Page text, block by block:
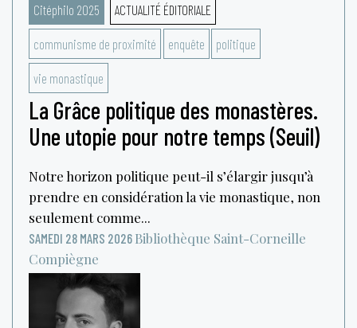
Citéphilo 2025 ACTUALITÉ ÉDITORIALE
communisme de proximité enquête politique
vie monastique
La Grâce politique des monastères.
Une utopie pour notre temps (Seuil)
Notre horizon politique peut-il s’élargir jusqu’à
prendre en considération la vie monastique, non
seulement comme...
SAMEDI 28 MARS 2026 Bibliothèque Saint-Corneille
Compiègne